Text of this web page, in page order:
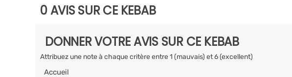
0 AVIS SUR CE KEBAB
DONNER VOTRE AVIS SUR CE KEBAB
Attribuez une note à chaque critère entre 1 (mauvais) et 6 (excellent)
Accueil